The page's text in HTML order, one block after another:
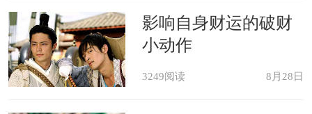
的到来给生肖狗带来很多快乐，同时也
带来很多麻烦，反而会让他们的生活节
奏变得更加混乱，与伴侣之间因为教育
影响自身财运的破财
小动作
3249阅读 8月28日